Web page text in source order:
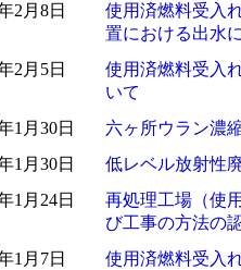
2月8日
使用済燃料受入
置における出水
2月5日
使用済燃料受入
いて
1月30日
六ヶ所ウラン濃
1月30日
低レベル放射性
1月24日
再処理工場（使
び工事の方法の
1月7日
使用済燃料受入